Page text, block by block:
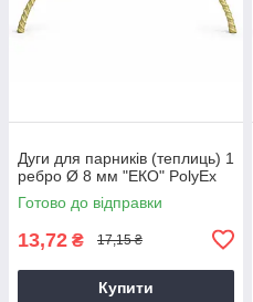
Дуги для парників (теплиць) 1
ребро Ø 8 мм "ЕКО" PolyEx
Готово до відправки
13,72 ₴ 17,15 ₴
Купити